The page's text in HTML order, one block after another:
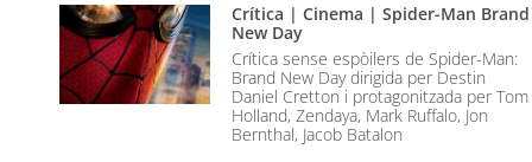
Crítica | Cinema | Spider-Man Brand
New Day
Crítica sense espòilers de Spider-Man:
Brand New Day dirigida per Destin
Daniel Cretton i protagonitzada per Tom
Holland, Zendaya, Mark Ruffalo, Jon
Bernthal, Jacob Batalon